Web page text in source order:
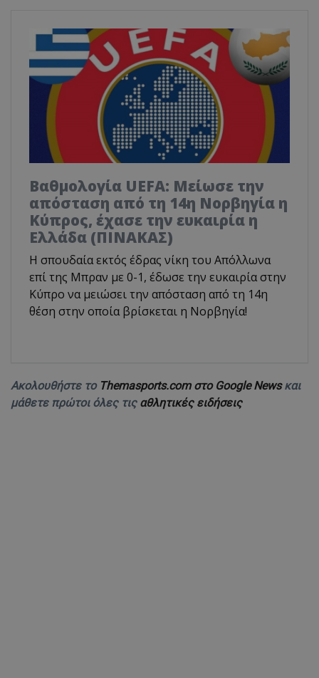
Βαθμολογία UEFA: Μείωσε την
απόσταση από τη 14η Νορβηγία η
Κύπρος, έχασε την ευκαιρία η
Ελλάδα (ΠΙΝΑΚΑΣ)
Η σπουδαία εκτός έδρας νίκη του Απόλλωνα
επί της Μπραν με 0-1, έδωσε την ευκαιρία στην
Κύπρο να μειώσει την απόσταση από τη 14η
θέση στην οποία βρίσκεται η Νορβηγία!
Ακολουθήστε το Themasports.com στο Google Newsκαι
μάθετε πρώτοι όλες τις αθλητικές ειδήσεις